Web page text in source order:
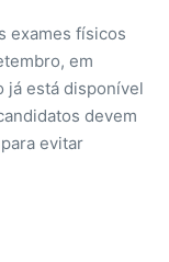
exames físicos
em
já está disponível
devem
evitar